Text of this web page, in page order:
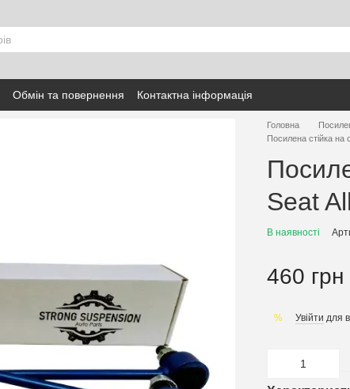
Обмін та повернення Контактна інформація
Головна
Посилена стійка
Seat
В наявності
460 грн
% Увійти для